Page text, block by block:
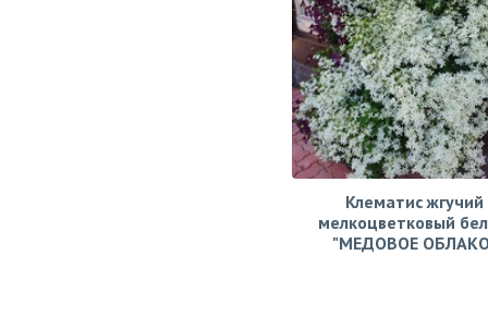
Клематис жгучий
мелкоцветковый
"МЕДОВОЕ